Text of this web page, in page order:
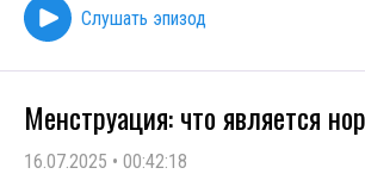
Слушать эпизод
Менструация: что является
16.07.2025 • 00:42:18